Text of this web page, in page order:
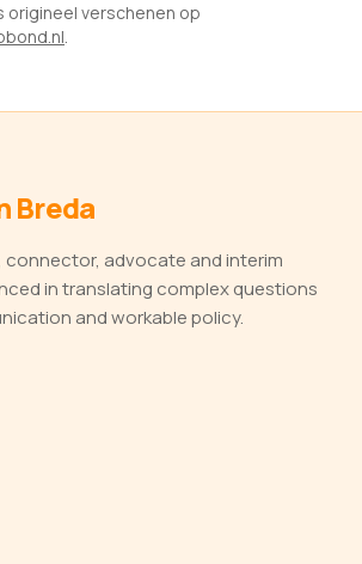
origineel verschenen op
.
Breda
connector, advocate and interim
in translating complex questions
and workable policy.